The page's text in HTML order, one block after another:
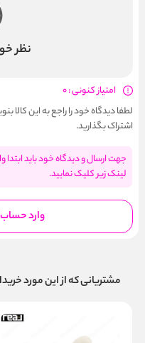
نظر
امتیاز کنونی : 0
لطفا دیدگاه خود را راجع به این کالا
اشتراک بگذارید.
جهت ارسال و دیدگاه خود باید
لینک زیر کلیک نمایید.
وارد
مشتریانی که از این مورد